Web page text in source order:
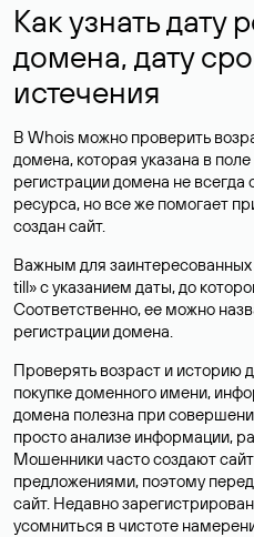
Как узнать дату
домена, дату
истечения
В Whois можно проверить
домена, которая указана в
регистрации домена не всегда
ресурса, но все же помогает
создан сайт.
Важным для
till» с указанием даты, до
Соответственно, ее можно
регистрации домена.
Проверять возраст и историю
покупке доменного имени,
домена полезна при
просто анализе информации,
Мошенники часто создают
предложениями, поэтому
сайт. Недавно
усомниться в чистоте